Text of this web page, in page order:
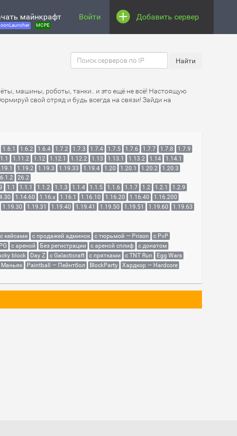
майнкрафт
MCPE
Войти Добавить сервер
машины, роботы, танки.. и это ещё не всё! Настоящую
свой отряд и будь всегда на связи! Зайди на
1.6.1 1.6.2 1.6.4 1.7.2 1.7.3 1.7.4 1.7.5 1.7.6 1.7.7 1.7.8
1.7.9
1.11.2 1.12 1.12.1 1.12.2 1.13 1.13.1 1.13.2 1.14
1.14.1
1.19.2 1.19.3 1.19.33 1.19.4 1.20 1.20.1 1.20.2
1.20.3
26.2
1.1 1.1.1 1.1.2 1.1.3 1.1.4 1.1.5 1.1.6 1.1.7 1.2 1.2.1
1.2.9
1.14.60 1.16.x 1.16.1 1.16.10 1.16.20 1.16.40
1.16.200
1.19.30 1.19.31 1.19.40 1.19.41 1.19.50 1.19.51 1.19.60
1.19.63
с кейсами с продажей админок с тюрьмой — Prison
с PvP
с ареной Без регистрации с ареной сплиф
с донатом
block Day Z с Galacticraft с прятками с TNT Run
Egg Wars
Маньяк Paintball — Пейнтбол BlockParty
Хардкор — Hardcore